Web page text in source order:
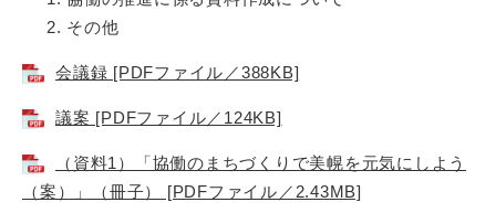
その他
会議録 [PDFファイル／388KB]
議案 [PDFファイル／124KB]
（資料1）「協働のまちづくりで美幌を元気にしよう
（案）」（冊子） [PDFファイル／2.43MB]